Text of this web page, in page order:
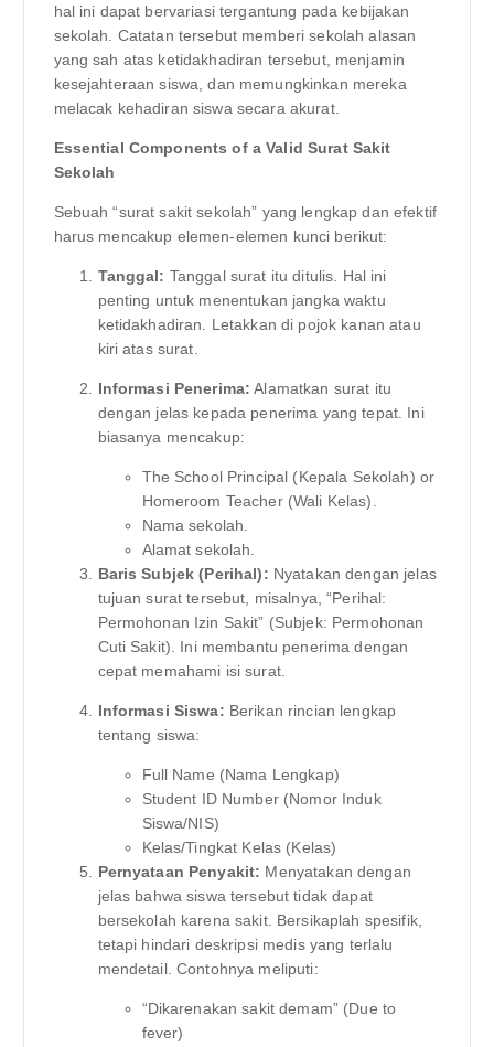
hal ini dapat bervariasi tergantung pada kebijakan
sekolah. Catatan tersebut memberi sekolah alasan
yang sah atas ketidakhadiran tersebut, menjamin
kesejahteraan siswa, dan memungkinkan mereka
melacak kehadiran siswa secara akurat.
Essential Components of a Valid Surat Sakit
Sekolah
Sebuah “surat sakit sekolah” yang lengkap dan efektif
harus mencakup elemen-elemen kunci berikut:
Tanggal: Tanggal surat itu ditulis. Hal ini
penting untuk menentukan jangka waktu
ketidakhadiran. Letakkan di pojok kanan atau
kiri atas surat.
Informasi Penerima: Alamatkan surat itu
dengan jelas kepada penerima yang tepat. Ini
biasanya mencakup:
The School Principal (Kepala Sekolah) or
Homeroom Teacher (Wali Kelas).
Nama sekolah.
Alamat sekolah.
Baris Subjek (Perihal): Nyatakan dengan jelas
tujuan surat tersebut, misalnya, “Perihal:
Permohonan Izin Sakit” (Subjek: Permohonan
Cuti Sakit). Ini membantu penerima dengan
cepat memahami isi surat.
Informasi Siswa: Berikan rincian lengkap
tentang siswa:
Full Name (Nama Lengkap)
Student ID Number (Nomor Induk
Siswa/NIS)
Kelas/Tingkat Kelas (Kelas)
Pernyataan Penyakit: Menyatakan dengan
jelas bahwa siswa tersebut tidak dapat
bersekolah karena sakit. Bersikaplah spesifik,
tetapi hindari deskripsi medis yang terlalu
mendetail. Contohnya meliputi:
“Dikarenakan sakit demam” (Due to
fever)